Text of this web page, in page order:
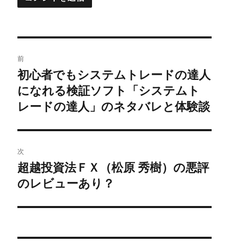
稿
ナ
ビ
ゲ
ー
シ
前
過
去
の
稿:
初心者でもシステムトレードの達人
になれる検証ソフト「システムト
レードの達人」のネタバレと体験談
次
次
の
稿:
超越投資法ＦＸ（松原 秀樹）の悪評
のレビューあり？